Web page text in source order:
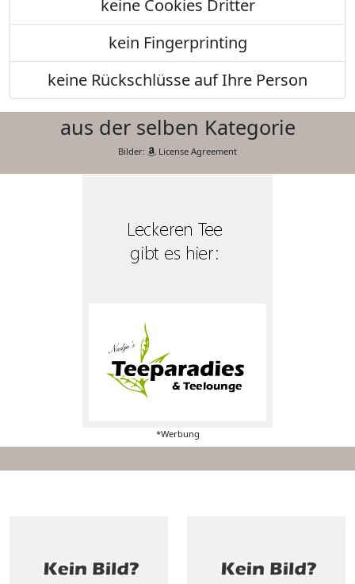
keine Cookies Dritter
kein Fingerprinting
keine Rückschlüsse auf Ihre Person
aus der selben Kategorie
Bilder: License Agreement
*Werbung